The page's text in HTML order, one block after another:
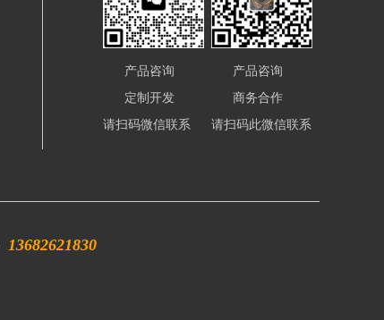
产品咨询
定制开发
请扫码微信联系
产品咨询
商务合作
请扫码此微信联系
13682621830